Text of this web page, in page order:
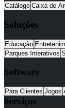
Catálogo Caixa de
Soluções
Educação
Parques Interativos
Software
Para Clientes Jogos
Serviços